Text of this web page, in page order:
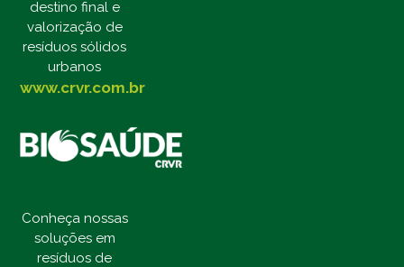
destino final e
valorização de
resíduos sólidos
urbanos
www.crvr.com.br
Conheça nossas
soluções em
resíduos de